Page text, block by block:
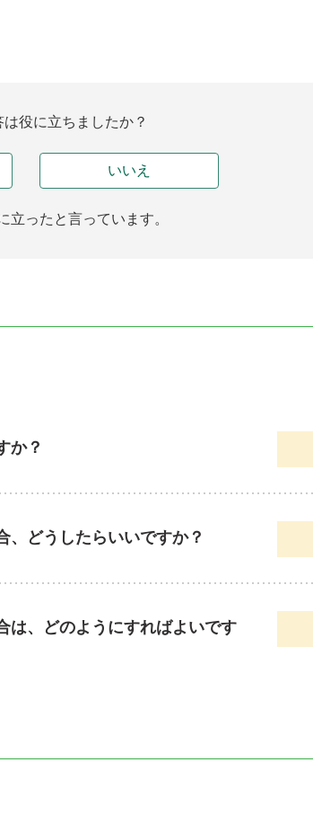
役に立ちましたか？
いいえ
立ったと言っています。
か？
、どうしたらいいですか？
は、どのようにすればよいです